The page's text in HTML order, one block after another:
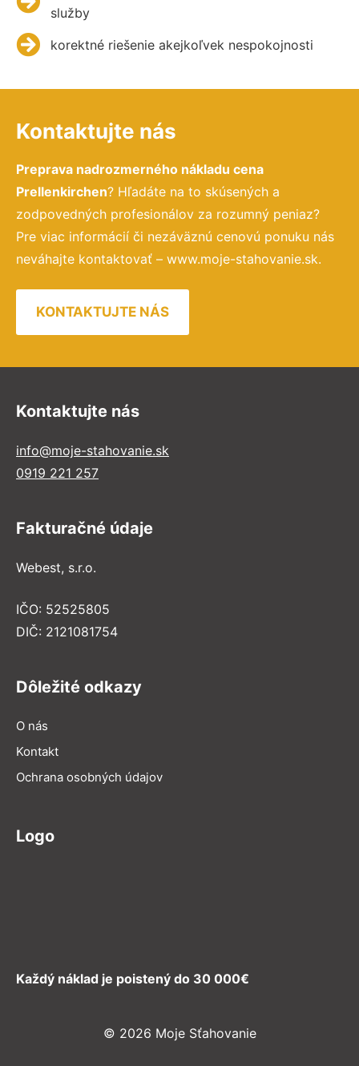
služby
korektné riešenie akejkoľvek nespokojnosti
Kontaktujte nás
Preprava nadrozmerného nákladu cena
Prellenkirchen? Hľadáte na to skúsených a
zodpovedných profesionálov za rozumný peniaz?
Pre viac informácií či nezáväznú cenovú ponuku nás
neváhajte kontaktovať – www.moje-stahovanie.sk.
KONTAKTUJTE NÁS
Kontaktujte nás
info@moje-stahovanie.sk
0919 221 257
Fakturačné údaje
Webest, s.r.o.
IČO: 52525805
DIČ: 2121081754
Dôležité odkazy
O nás
Kontakt
Ochrana osobných údajov
Logo
Každý náklad je poistený do 30 000€
© 2026 Moje Sťahovanie